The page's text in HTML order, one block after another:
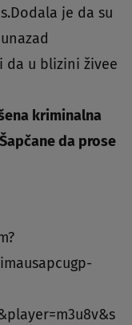
je da su
da u blizini živee
kriminalna
da prose